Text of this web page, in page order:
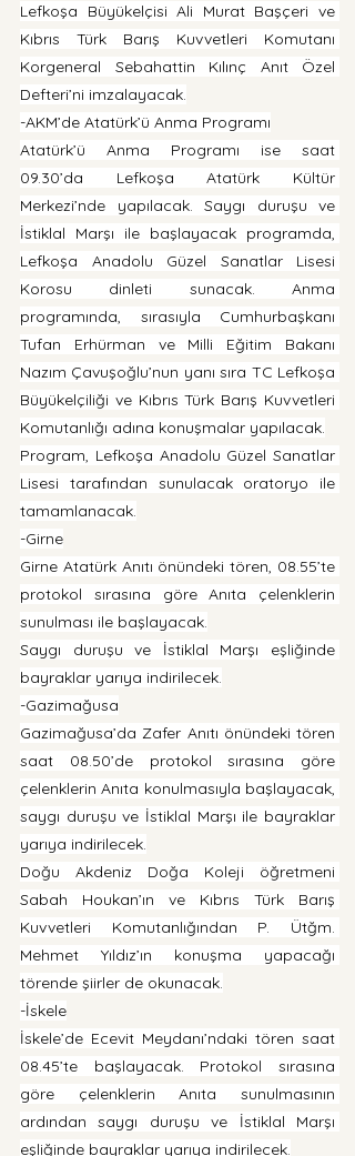
Lefkoşa Büyükelçisi Ali Murat Başçeri ve
Kıbrıs Türk Barış Kuvvetleri Komutanı
Korgeneral Sebahattin Kılınç Anıt Özel
Defteri’ni imzalayacak.
-AKM’de Atatürk’ü Anma Programı
Atatürk’ü Anma Programı ise saat
09.30’da Lefkoşa Atatürk Kültür
Merkezi’nde yapılacak. Saygı duruşu ve
İstiklal Marşı ile başlayacak programda,
Lefkoşa Anadolu Güzel Sanatlar Lisesi
Korosu dinleti sunacak. Anma
programında, sırasıyla Cumhurbaşkanı
Tufan Erhürman ve Milli Eğitim Bakanı
Nazım Çavuşoğlu’nun yanı sıra TC Lefkoşa
Büyükelçiliği ve Kıbrıs Türk Barış Kuvvetleri
Komutanlığı adına konuşmalar yapılacak.
Program, Lefkoşa Anadolu Güzel Sanatlar
Lisesi tarafından sunulacak oratoryo ile
tamamlanacak.
-Girne
Girne Atatürk Anıtı önündeki tören, 08.55’te
protokol sırasına göre Anıta çelenklerin
sunulması ile başlayacak.
Saygı duruşu ve İstiklal Marşı eşliğinde
bayraklar yarıya indirilecek.
-Gazimağusa
Gazimağusa’da Zafer Anıtı önündeki tören
saat 08.50’de protokol sırasına göre
çelenklerin Anıta konulmasıyla başlayacak,
saygı duruşu ve İstiklal Marşı ile bayraklar
yarıya indirilecek.
Doğu Akdeniz Doğa Koleji öğretmeni
Sabah Houkan’ın ve Kıbrıs Türk Barış
Kuvvetleri Komutanlığından P. Ütğm.
Mehmet Yıldız’ın konuşma yapacağı
törende şiirler de okunacak.
-İskele
İskele’de Ecevit Meydanı’ndaki tören saat
08.45’te başlayacak. Protokol sırasına
göre çelenklerin Anıta sunulmasının
ardından saygı duruşu ve İstiklal Marşı
eşliğinde bayraklar yarıya indirilecek.